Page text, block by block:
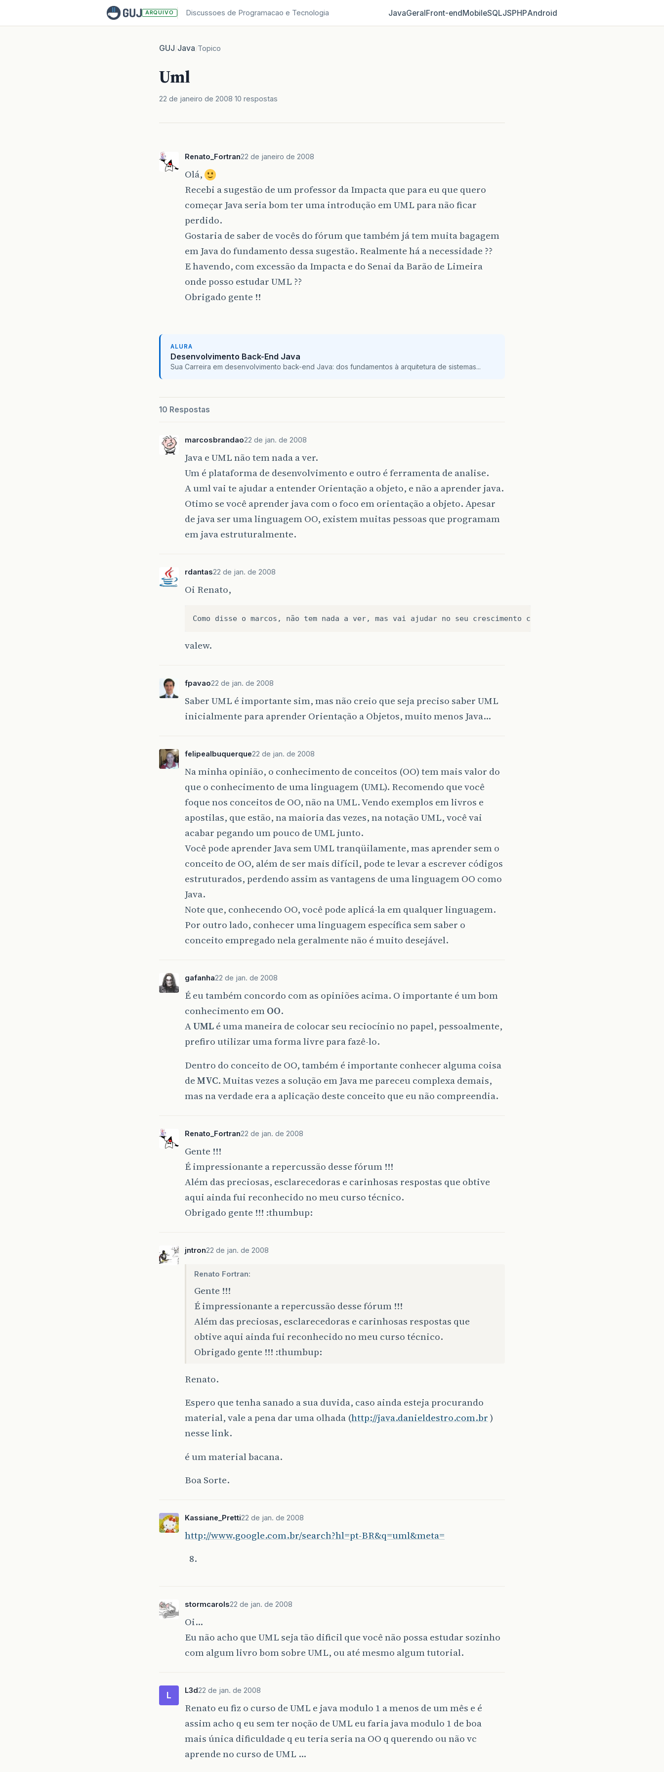
ARQUIVO Discussoes de Programacao e Tecnologia JavaGeralFront‑endMobileSQLJSPHPAndroid
GUJ/Java/Topico
Uml
22 de janeiro de 2008 10 respostas
Renato_Fortran22 de janeiro de 2008
Olá,
Recebi a sugestão de um professor da Impacta que para eu que quero
começar Java seria bom ter uma introdução em UML para não ficar
perdido.
Gostaria de saber de vocês do fórum que também já tem muita bagagem
em Java do fundamento dessa sugestão. Realmente há a necessidade ??
E havendo, com excessão da Impacta e do Senai da Barão de Limeira
onde posso estudar UML ??
Obrigado gente !!
ALURA
Desenvolvimento Back-End Java
Sua Carreira em desenvolvimento back-end Java: dos fundamentos à arquitetura de sistemas...
10 Respostas
marcosbrandao22 de jan. de 2008
Java e UML não tem nada a ver.
Um é plataforma de desenvolvimento e outro é ferramenta de analise.
A uml vai te ajudar a entender Orientação a objeto, e não a aprender java.
Otimo se você aprender java com o foco em orientação a objeto. Apesar
de java ser uma linguagem OO, existem muitas pessoas que programam
em java estruturalmente.
rdantas22 de jan. de 2008
Oi Renato,
Como disse o marcos , não tem nada a ver, mas vai ajudar no seu crescimento como
valew.
fpavao22 de jan. de 2008
Saber UML é importante sim, mas não creio que seja preciso saber UML
inicialmente para aprender Orientação a Objetos, muito menos Java…
felipealbuquerque22 de jan. de 2008
Na minha opinião, o conhecimento de conceitos (OO) tem mais valor do
que o conhecimento de uma linguagem (UML). Recomendo que você
foque nos conceitos de OO, não na UML. Vendo exemplos em livros e
apostilas, que estão, na maioria das vezes, na notação UML, você vai
acabar pegando um pouco de UML junto.
Você pode aprender Java sem UML tranqüilamente, mas aprender sem o
conceito de OO, além de ser mais difícil, pode te levar a escrever códigos
estruturados, perdendo assim as vantagens de uma linguagem OO como
Java.
Note que, conhecendo OO, você pode aplicá-la em qualquer linguagem.
Por outro lado, conhecer uma linguagem específica sem saber o
conceito empregado nela geralmente não é muito desejável.
gafanha22 de jan. de 2008
É eu também concordo com as opiniões acima. O importante é um bom
conhecimento emOO.
AUMLé uma maneira de colocar seu reciocínio no papel, pessoalmente,
prefiro utilizar uma forma livre para fazê-lo.
Dentro do conceito de OO, também é importante conhecer alguma coisa
deMVC. Muitas vezes a solução em Java me pareceu complexa demais,
mas na verdade era a aplicação deste conceito que eu não compreendia.
Renato_Fortran22 de jan. de 2008
Gente !!!
É impressionante a repercussão desse fórum !!!
Além das preciosas, esclarecedoras e carinhosas respostas que obtive
aqui ainda fui reconhecido no meu curso técnico.
Obrigado gente !!! :thumbup:
jntron22 de jan. de 2008
Renato Fortran:
Gente !!!
É impressionante a repercussão desse fórum !!!
Além das preciosas, esclarecedoras e carinhosas respostas que
obtive aqui ainda fui reconhecido no meu curso técnico.
Obrigado gente !!! :thumbup:
Renato.
Espero que tenha sanado a sua duvida, caso ainda esteja procurando
material, vale a pena dar uma olhada (http://java.danieldestro.com.br)
nesse link.
é um material bacana.
Boa Sorte.
Kassiane_Pretti22 de jan. de 2008
http://www.google.com.br/search?hl=pt-BR&q=uml&meta=
stormcarols22 de jan. de 2008
Oi…
Eu não acho que UML seja tão dificil que você não possa estudar sozinho
com algum livro bom sobre UML, ou até mesmo algum tutorial.
L L3d22 de jan. de 2008
Renato eu fiz o curso de UML e java modulo 1 a menos de um mês e é
assim acho q eu sem ter noção de UML eu faria java modulo 1 de boa
mais única dificuldade q eu teria seria na OO q querendo ou não vc
aprende no curso de UML …